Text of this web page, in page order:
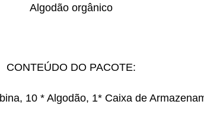
Algodão orgânico
CONTEÚDO DO PACOTE:
10 * Algodão, 1* Caixa de